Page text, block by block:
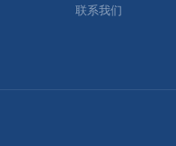
联系我们